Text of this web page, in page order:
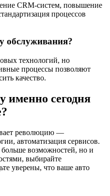
CRM-систем, повышение
процессов
обслуживания?
технологий, но
процессы позволяют
качество.
именно сегодня
революцию —
автоматизация сервисов.
больше возможностей, но и
выбирайте
уверены, что ваше авто